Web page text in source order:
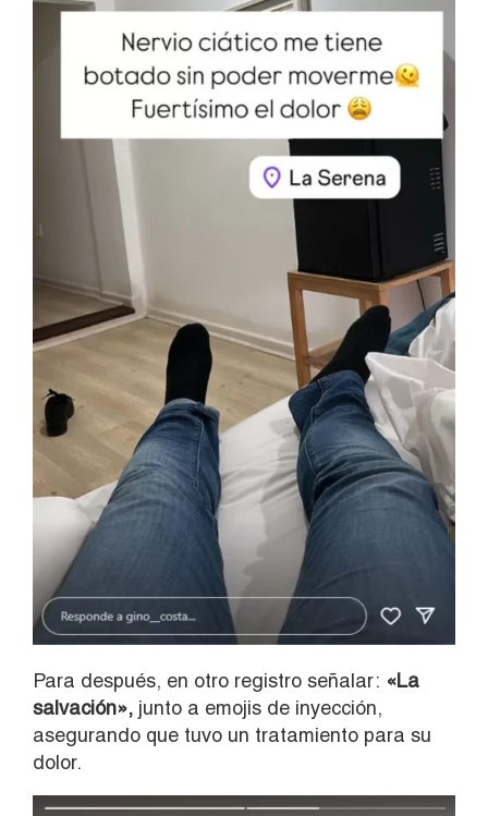
Para después, en otro registro señalar: «La
salvación», junto a emojis de inyección,
asegurando que tuvo un tratamiento para su
dolor.